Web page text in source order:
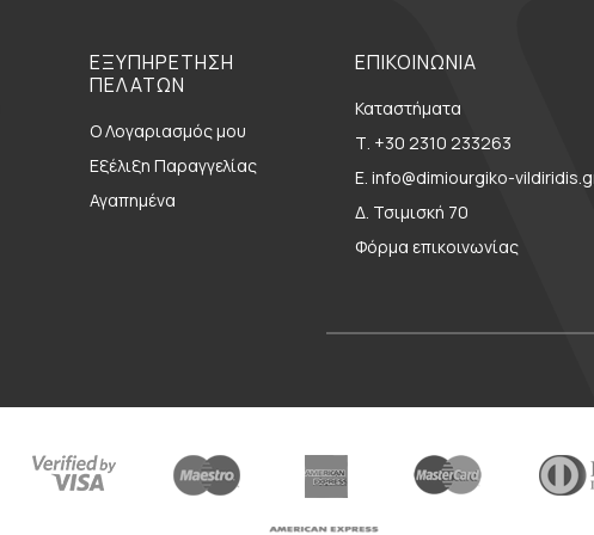
ΕΞΥΠΗΡΕΤΗΣΗ
ΠΕΛΑΤΩΝ
Ο Λογαριασμός μου
Εξέλιξη Παραγγελίας
Αγαπημένα
ΕΠΙΚΟΙΝΩΝΙΑ
Καταστήματα
Τ. +30 2310 233263
E. info@dimiourgiko-
Δ. Τσιμισκή 70
Φόρμα επικοινωνίας